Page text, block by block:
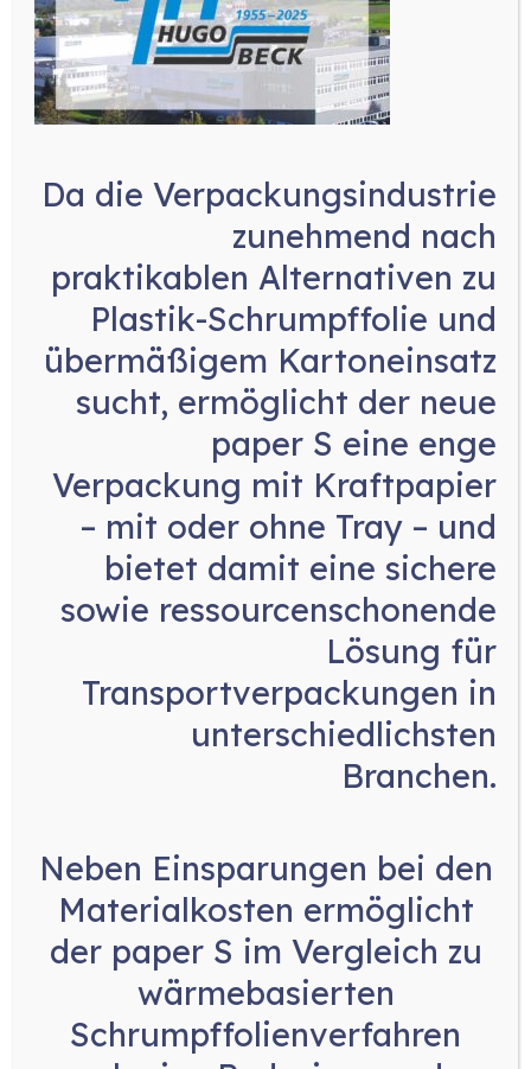
BOBST
Da die Verpackungsindustrie
zunehmend nach
praktikablen Alternativen zu
Plastik-Schrumpffolie und
übermäßigem Kartoneinsatz
sucht, ermöglicht der neue
paper S eine enge
Verpackung mit Kraftpapier
– mit oder ohne Tray– und
bietet damit eine sichere
sowie ressourcenschonende
Lösung für
Transportverpackungen in
unterschiedlichsten
Branchen.
Neben Einsparungen bei den
Materialkosten ermöglicht
der paper S im Vergleich zu
wärmebasierten
Schrumpffolienverfahren